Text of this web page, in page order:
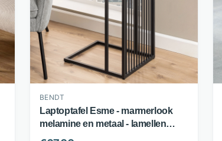
BENDT
Laptoptafel Esme - marmerlook
melamine en metaal - lamellen
frame - zwart - Bendt